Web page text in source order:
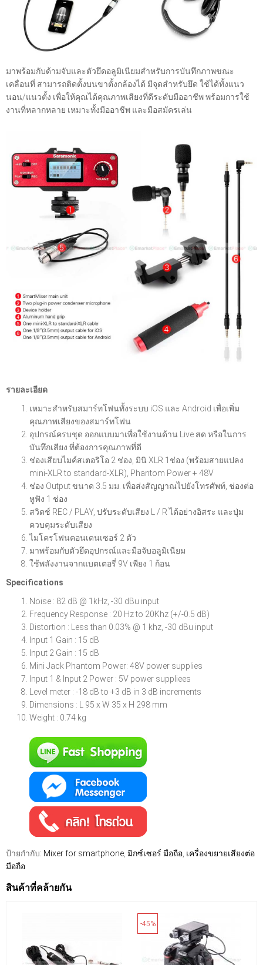
มาพร้อมกับด้ามจับและตัวยึดอลูมิเนียมสำหรับการบันทึกภาพขณะ
เคลื่อนที่ สามารถติดตั้งบนขาตั้งกล้องได้ มีจุดสำหรับยึด ใช้ได้ทั้งแนว
นอน/แนวตั้ง เพื่อให้คุณได้คุณภาพเสียงที่ดีระดับมืออาชีพ พร้อมการใช้
งานที่หลากหลาย เหมาะทั้งมืออาชีพ และมือสมัครเล่น
รายละเอียด
เหมาะสำหรับสมาร์ทโฟนทั้งระบบ iOS และ Android เพื่อเพิ่ม
คุณภาพเสียงของสมาร์ทโฟน
อุปกรณ์ครบชุด ออกแบบมาเพื่อใช้งานด้าน Live สด หรือในการ
บันทึกเสียง ที่ต้องการคุณภาพที่ดี
ช่องเสียบไมค์สเตอริโอ 2 ช่อง, มินิ XLR 1ช่อง (พร้อมสายแปลง
mini-XLR to standard-XLR), Phantom Power + 48V
ช่อง Output ขนาด 3.5 มม. เพื่อส่งสัญญาณไปยังโทรศัพท์, ช่องต่อ
หูฟัง 1 ช่อง
สวิตช์ REC / PLAY, ปรับระดับเสียง L / R ได้อย่างอิสระ และปุ่ม
ควบคุมระดับเสียง
ไมโครโฟนคอนเดนเซอร์ 2 ตัว
มาพร้อมกับตัวยึดอุปกรณ์และมือจับอลูมิเนียม
ใช้พลังงานจากแบตเตอรี่ 9V เพียง 1 ก้อน
Specifications
Noise : 82 dB @ 1kHz, -30 dBu input
Frequency Response : 20 Hz to 20Khz (+/-0.5 dB)
Distortion : Less than 0.03% @ 1 khz, -30 dBu input
Input 1 Gain : 15 dB
Input 2 Gain : 15 dB
Mini Jack Phantom Power: 48V power supplies
Input 1 & Input 2 Power : 5V power suppliees
Level meter : -18 dB to +3 dB in 3 dB increments
Dimensions : L 95 x W 35 x H 298 mm
Weight : 0.74 kg
ป้ายกำกับ: Mixer for smartphone, มิกซ์เซอร์ มือถือ, เครื่องขยายเสียงต่อ
มือถือ
สินค้าที่คล้ายกัน
-45%